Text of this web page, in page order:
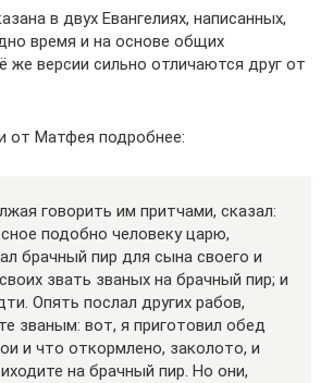
в двух Евангелиях, написанных,
время и на основе общих
же версии сильно отличаются друг от
от Матфея подробнее:
говорить им притчами, сказал:
подобно человеку царю,
брачный пир для сына своего и
звать званых на брачный пир; и
Опять послал других рабов,
званым: вот, я приготовил обед
и что откормлено, заколото, и
на брачный пир. Но они,